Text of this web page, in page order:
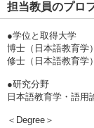
担当教員のプ
●学位と取得大学
博士（日本語教育学
修士（日本語教育学
●研究分野
日本語教育学・語用
＜Degree＞